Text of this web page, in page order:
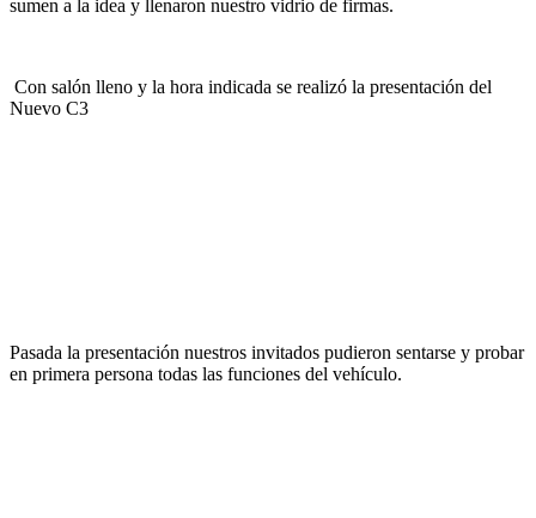
sumen a la idea y llenaron nuestro vidrio de firmas.
Con salón lleno y la hora indicada se realizó la presentación del
Nuevo C3
Pasada la presentación nuestros invitados pudieron sentarse y probar
en primera persona todas las funciones del vehículo.